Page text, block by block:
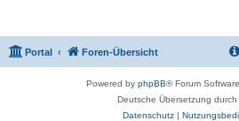
Portal Foren-Übersicht
Powered by phpBB® Forum
Deutsche Übersetzung durch
Datenschutz|